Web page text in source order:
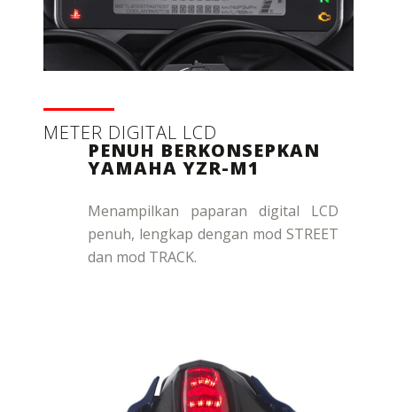
METER DIGITAL LCD
PENUH BERKONSEPKAN
YAMAHA YZR-M1
Menampilkan paparan digital LCD
penuh, lengkap dengan mod STREET
dan mod TRACK.